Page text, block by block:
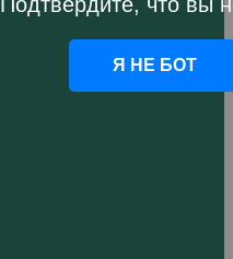
Я НЕ БОТ